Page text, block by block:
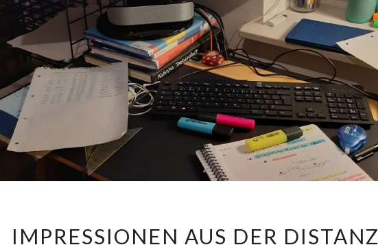
AUS
IMPRESSIONEN AUS DER DISTANZ